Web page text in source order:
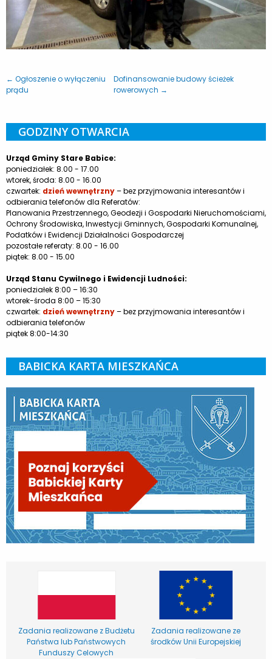
← Ogłoszenie o wyłączeniu
prądu
Dofinansowanie budowy ścieżek
rowerowych →
GODZINY OTWARCIA
Urząd Gminy Stare Babice:
poniedziałek: 8.00 - 17.00
wtorek, środa: 8.00 - 16.00
czwartek: dzień wewnętrzny– bez przyjmowania interesantów i
odbierania telefonów dla Referatów:
Planowania Przestrzennego, Geodezji i Gospodarki Nieruchomościami,
Ochrony Środowiska, Inwestycji Gminnych, Gospodarki Komunalnej,
Podatków i Ewidencji Działalności Gospodarczej
pozostałe referaty: 8.00 - 16.00
piątek: 8.00 - 15.00
Urząd Stanu Cywilnego i Ewidencji Ludności:
poniedziałek 8:00 – 16:30
wtorek-środa 8:00 – 15:30
czwartek: dzień wewnętrzny– bez przyjmowania interesantów i
odbierania telefonów
piątek 8:00-14:30
BABICKA KARTA MIESZKAŃCA
Zadania realizowane z Budżetu
Państwa lub Państwowych
Funduszy Celowych
Zadania realizowane ze
środków Unii Europejskiej